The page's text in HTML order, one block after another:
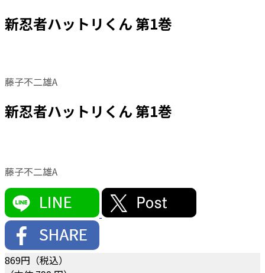
新忍者ハットリくん 第1巻
藤子不二雄A
新忍者ハットリくん 第1巻
藤子不二雄A
869円（税込）